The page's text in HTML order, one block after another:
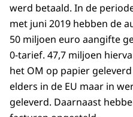
werd betaald. In de
met juni 2019 hebben de
50 miljoen euro aangifte
0-tarief. 47,7 miljoen
het OM op papier
elders in de EU maar in
geleverd. Daarnaast